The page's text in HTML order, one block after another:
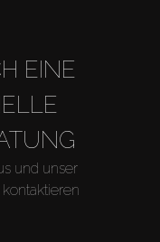
EINE
und unser